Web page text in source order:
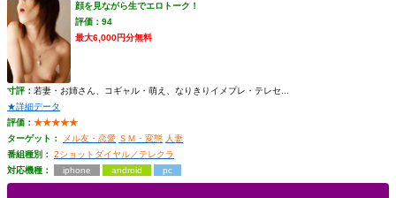
顔を見ながら生でエロトーク！
評価：94
最大6,000円分無料
寸評： 若妻・お姉さん、コギャル・萌え、なりきりイメプレ・テレセ...
★詳細データ
評価： ★★★★★
ターゲット：
メル友・恋愛 ＳＭ・変態 人妻
番組種別：
2ショットダイヤル／テレクラ
対応機種：
iphone android pc